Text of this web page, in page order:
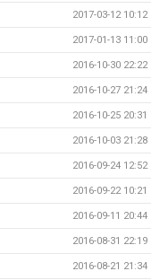
2017-03-12 10:12
2017-01-13 11:00
2016-10-30 22:22
2016-10-27 21:24
2016-10-25 20:31
2016-10-03 21:28
2016-09-24 12:52
2016-09-22 10:21
2016-09-11 20:44
2016-08-31 22:19
2016-08-21 21:34